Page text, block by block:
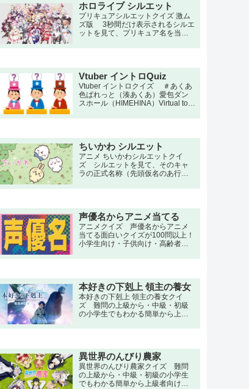
ホロライブ シルエット
プリキュアシルエットクイズ 激ム
ズ版 3秒間だけ表示されるシルエ
ットを見て、プリキュア名を当て
クイズです。 プリキュアファン
をめざしてチャレンジ！！
Vtuber イントロQuiz
Vtuber イントロクイズ ＃あくあ
色ぱれっと（湊あくあ）愛包ダン
スホール（HIMEHINA）Virtual to
芽）III（宝鐘マリン＆こぼ・かなえ
（ROF-MAO）おとせサンダー（ぼ
っちぼろまる）ビビデバ（星街す
いせい）美少女無罪♡パイレーツ
（宝鐘マリン）粛聖!! ロリ神レクイ
エム☆（しぐれうい）
ちいかわ シルエット
アニメ ちいかわシルエットクイ
ズ シルエットを見て、そのキャ
ラの正式名称（先頭仮名のあ行～
学生向け・子供向け・高齢者向け
ら大人向け・上級者向けの超激ム
ズ、難問もあります。
声優名からアニメ当てる
アニメクイズ 声優名からアニメ
当てる面白いクイズが100問以上！
小学生向け・子供向け・高齢者向
から大人向け・上級者向けの超激
本好きの下剋上 領主の養女
本好きの下剋上 領主の養女クイ
ズ 難問の上級から・中級・初級
の小学生でもわかる簡単から上級
ラクター・声優・一問一答・3択問
乃は、念願である図書館への就職
が決まった日に亡くなってしま
う。もっと多くの本を読みたかっ
た、そんな未練を抱いた彼女は気
が付くと異世界の幼女マインとし
異世界のんびり農家
異世界のんびり農家クイズ 難問
の上級から・中級・初級の小学生
でもわかる簡単から上級者向け問